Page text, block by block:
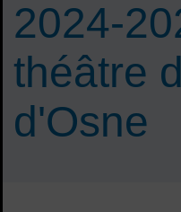
2024-
théâtre
d'Osne